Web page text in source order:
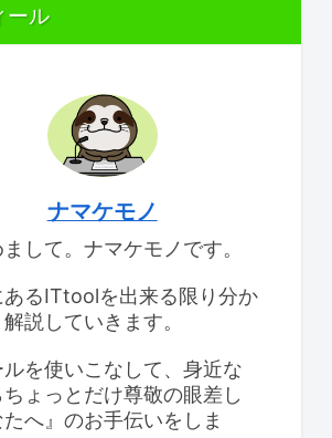
ール
ナマケモノ
して。ナマケモノです。
あるITtoolを出来る限り分か
説していきます。
ルを使いこなして、身近な
ちょっとだけ尊敬の眼差し
たへ』のお手伝いをしま